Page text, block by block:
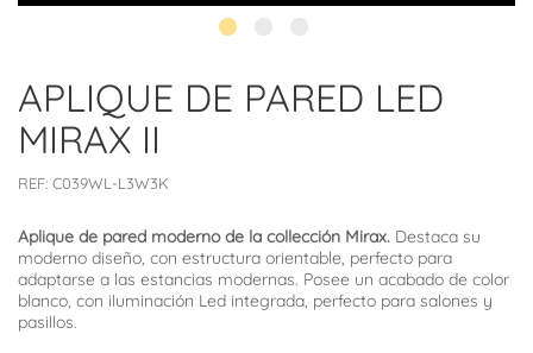
APLIQUE DE PARED LED
MIRAX II
REF: C039WL-L3W3K
Aplique de pared moderno de la collección Mirax. Destaca su
moderno diseño, con estructura orientable, perfecto para
adaptarse a las estancias modernas. Posee un acabado de color
blanco, con iluminación Led integrada, perfecto para salones y
pasillos.